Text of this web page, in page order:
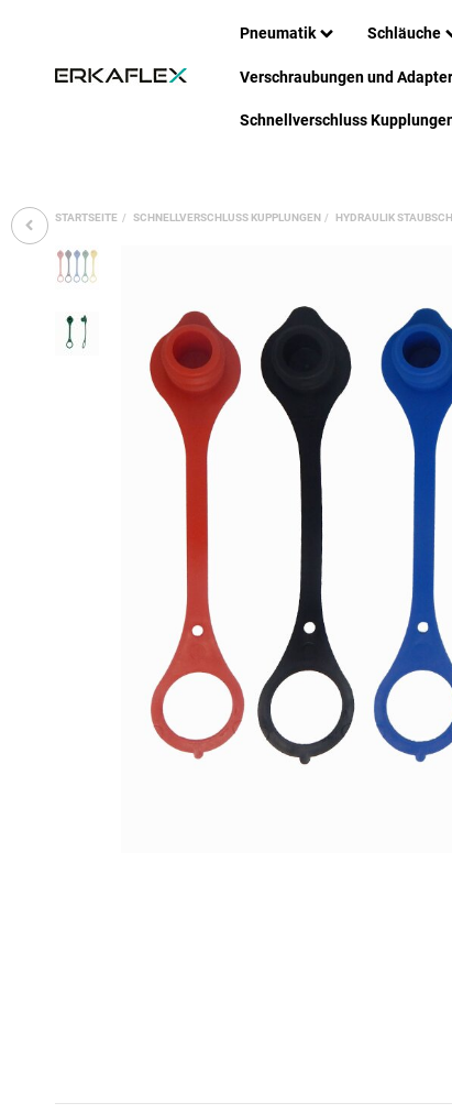
Pneumatik Schläuche
Verschraubungen und Adapter
Schnellverschluss
STARTSEITE SCHNELLVERSCHLUSS KUPPLUNGEN HYDRAULIK